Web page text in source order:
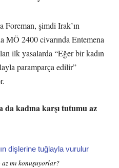
şimdi Irak’ın
MÖ 2400 civarında Entemena
ilk yasalarda “Eğer bir kadın
paramparça edilir”
kadına karşı tutumu az
mı konuşuyorlar?